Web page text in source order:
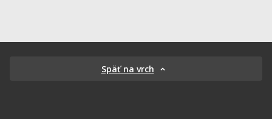
Späť na vrch